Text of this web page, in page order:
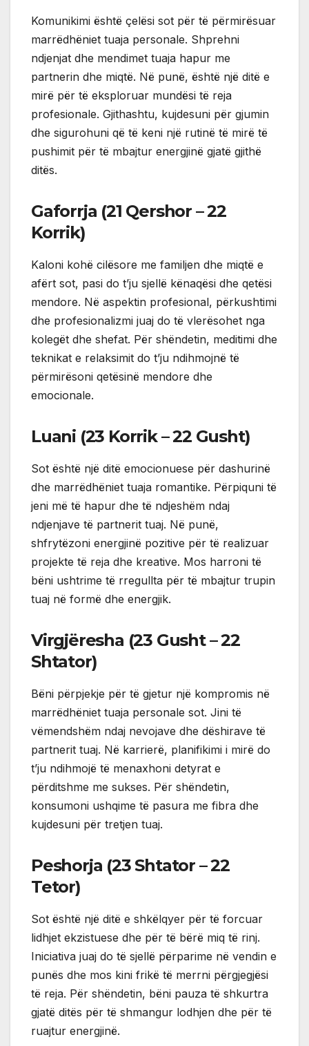
Komunikimi është çelësi sot për të përmirësuar
marrëdhëniet tuaja personale. Shprehni
ndjenjat dhe mendimet tuaja hapur me
partnerin dhe miqtë. Në punë, është një ditë e
mirë për të eksploruar mundësi të reja
profesionale. Gjithashtu, kujdesuni për gjumin
dhe sigurohuni që të keni një rutinë të mirë të
pushimit për të mbajtur energjinë gjatë gjithë
ditës.
Gaforrja (21 Qershor – 22
Korrik)
Kaloni kohë cilësore me familjen dhe miqtë e
afërt sot, pasi do t’ju sjellë kënaqësi dhe qetësi
mendore. Në aspektin profesional, përkushtimi
dhe profesionalizmi juaj do të vlerësohet nga
kolegët dhe shefat. Për shëndetin, meditimi dhe
teknikat e relaksimit do t’ju ndihmojnë të
përmirësoni qetësinë mendore dhe
emocionale.
Luani (23 Korrik – 22 Gusht)
Sot është një ditë emocionuese për dashurinë
dhe marrëdhëniet tuaja romantike. Përpiquni të
jeni më të hapur dhe të ndjeshëm ndaj
ndjenjave të partnerit tuaj. Në punë,
shfrytëzoni energjinë pozitive për të realizuar
projekte të reja dhe kreative. Mos harroni të
bëni ushtrime të rregullta për të mbajtur trupin
tuaj në formë dhe energjik.
Virgjëresha (23 Gusht – 22
Shtator)
Bëni përpjekje për të gjetur një kompromis në
marrëdhëniet tuaja personale sot. Jini të
vëmendshëm ndaj nevojave dhe dëshirave të
partnerit tuaj. Në karrierë, planifikimi i mirë do
t’ju ndihmojë të menaxhoni detyrat e
përditshme me sukses. Për shëndetin,
konsumoni ushqime të pasura me fibra dhe
kujdesuni për tretjen tuaj.
Peshorja (23 Shtator – 22
Tetor)
Sot është një ditë e shkëlqyer për të forcuar
lidhjet ekzistuese dhe për të bërë miq të rinj.
Iniciativa juaj do të sjellë përparime në vendin e
punës dhe mos kini frikë të merrni përgjegjësi
të reja. Për shëndetin, bëni pauza të shkurtra
gjatë ditës për të shmangur lodhjen dhe për të
ruajtur energjinë.